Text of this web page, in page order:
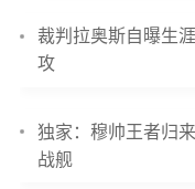
裁判拉奥斯自曝生
攻
独家：穆帅王者归
战舰